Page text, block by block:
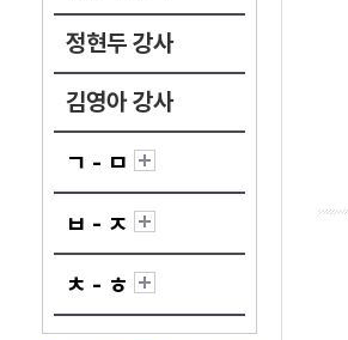
정현두 강사
김영아 강사
ㄱ - ㅁ
ㅂ - ㅈ
ㅊ - ㅎ